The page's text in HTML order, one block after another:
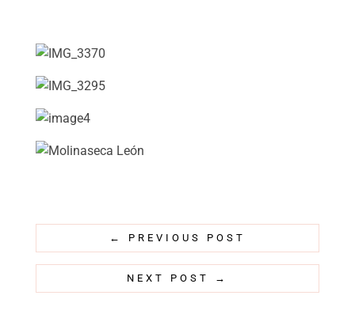
← PREVIOUS POST
NEXT POST →